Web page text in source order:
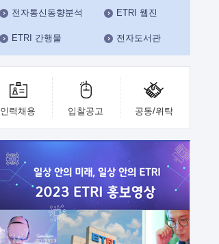
전자통신동향분석 ETRI 웹진
ETRI 간행물 전자도서관
인력채용 입찰공고 공동/위탁